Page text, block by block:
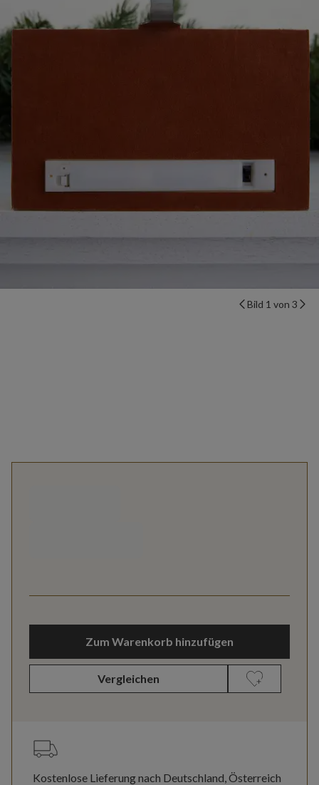
Bild 1 von 3
Zum Warenkorb hinzufügen
Vergleichen
Kostenlose Lieferung nach Deutschland, Österreich